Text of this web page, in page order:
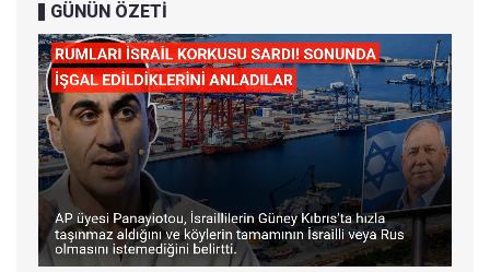
GÜNÜN ÖZETİ